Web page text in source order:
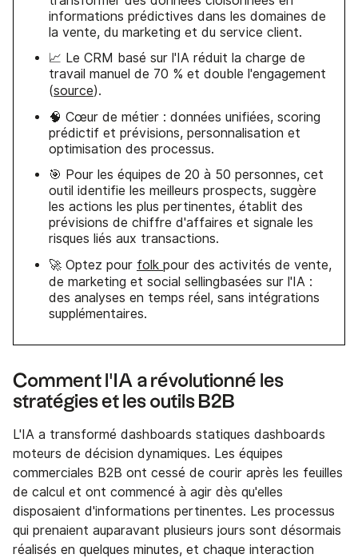
informations prédictives dans les domaines de
la vente, du marketing et du service client.
📈 Le CRM basé sur l'IA réduit la charge de
travail manuel de 70 % et double l'engagement
(source).
🧠 Cœur de métier : données unifiées, scoring
prédictif et prévisions, personnalisation et
optimisation des processus.
🎯 Pour les équipes de 20 à 50 personnes, cet
outil identifie les meilleurs prospects, suggère
les actions les plus pertinentes, établit des
prévisions de chiffre d'affaires et signale les
risques liés aux transactions.
🚀 Optez pour folk pour des activités de vente,
de marketing et social sellingbasées sur l'IA :
des analyses en temps réel, sans intégrations
supplémentaires.
Comment l'IA a révolutionné les
stratégies et les outils B2B
L'IA a transformé dashboards statiques dashboards
moteurs de décision dynamiques. Les équipes
commerciales B2B ont cessé de courir après les feuilles
de calcul et ont commencé à agir dès qu'elles
disposaient d'informations pertinentes. Les processus
qui prenaient auparavant plusieurs jours sont désormais
réalisés en quelques minutes, et chaque interaction